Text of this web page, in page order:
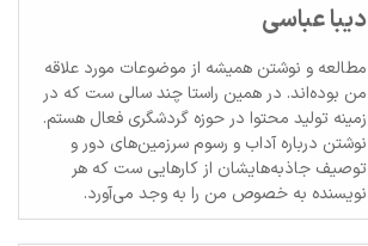
دیبا عباسی
مطالعه و نوشتن همیشه از موضوعات مورد علاقه
من بوده‌اند. در همین راستا چند سالی ست که در
زمینه تولید محتوا در حوزه گردشگری فعال هستم.
نوشتن درباره آداب و رسوم سرزمین‌های دور و
توصیف جاذبه‌هایشان از کارهایی ست که هر
نویسنده به خصوص من را به وجد می‌آورد.